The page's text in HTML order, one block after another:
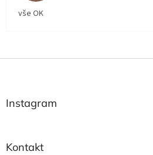
vše OK
Instagram
Kontakt